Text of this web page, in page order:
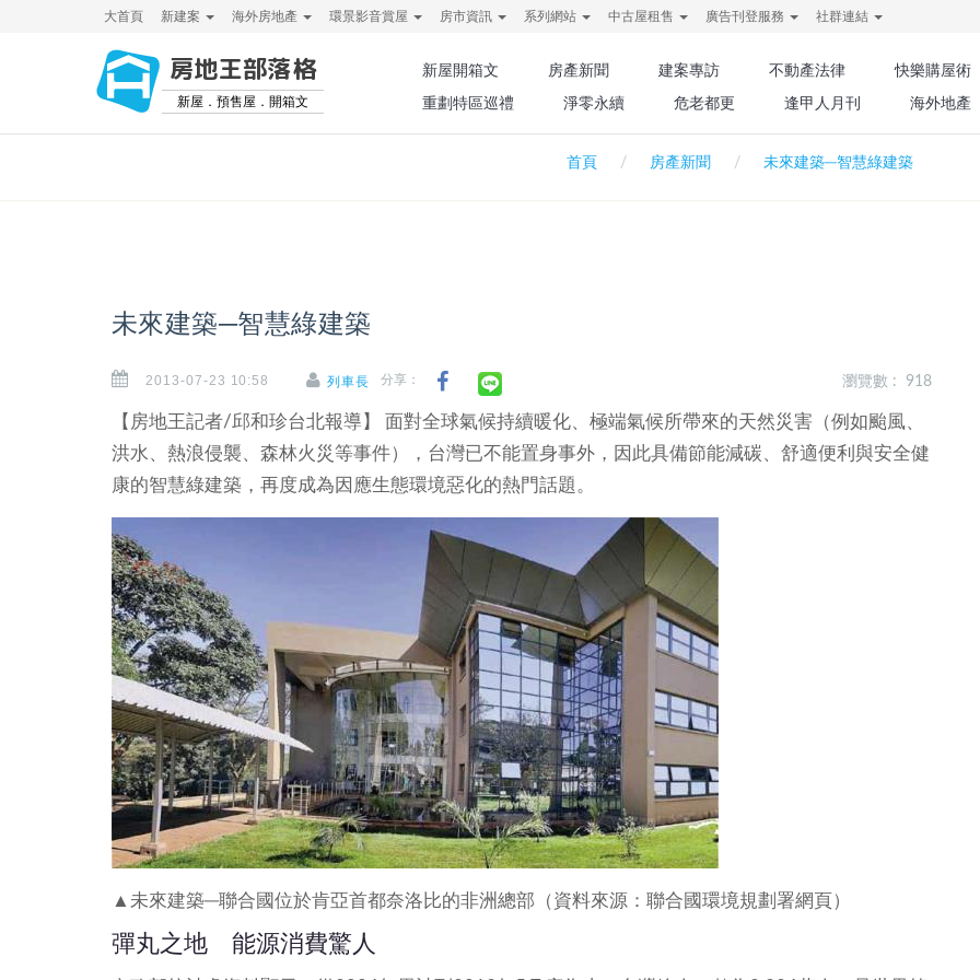
大首頁 新建案 海外房地產 環景影音賞屋 房市資訊 系列網站 中古屋租售 廣告刊登服務 社群連結
房地王部落格
新屋．預售屋．開箱文
新屋開箱文 房產新聞 建案專訪 不動產法律
快樂購屋術
重劃特區巡禮
淨零永續 危老都更 逢甲人月刊 海外地產
首頁 房產新聞 未來建築─智慧綠建築
未來建築─智慧綠建築
2013-07-23 10:58 列車長 分享： 瀏覽數 : 918
【房地王記者/邱和珍台北報導】 面對全球氣候持續暖化、極端氣候所帶來的天然災害（例如颱風、
洪水、熱浪侵襲、森林火災等事件），台灣已不能置身事外，因此具備節能減碳、舒適便利與安全健
康的智慧綠建築，再度成為因應生態環境惡化的熱門話題。
▲未來建築─聯合國位於肯亞首都奈洛比的非洲總部（資料來源：聯合國環境規劃署網頁）
彈丸之地 能源消費驚人